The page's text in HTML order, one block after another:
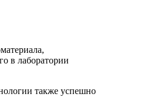
в лаборатории
также успешно